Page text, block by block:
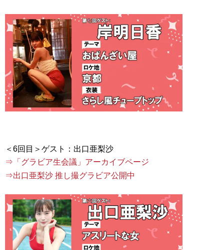
⇒「グラビア生会議」アーカイブページ
⇒出口亜梨沙 推し撮グラビア公開中